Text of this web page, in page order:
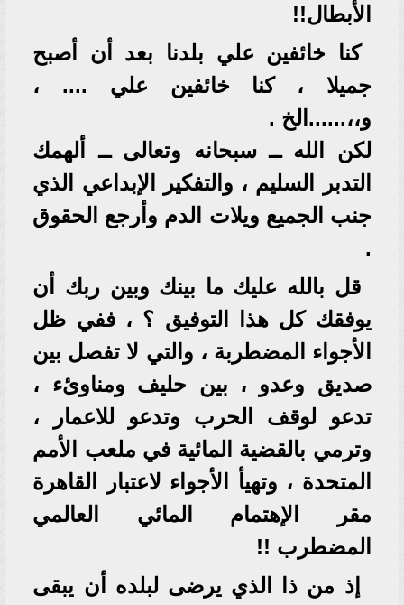
الأبطال!!
كنا خائفين علي بلدنا بعد أن أصبح
جميلا ، كنا خائفين علي .... ،
و،،......الخ .
لكن الله ــ سبحانه وتعالى ــ ألهمك
التدبر السليم ، والتفكير الإبداعي الذي
جنب الجميع ويلات الدم وأرجع الحقوق
.
قل بالله عليك ما بينك وبين ربك أن
يوفقك كل هذا التوفيق ؟ ، ففي ظل
الأجواء المضطربة ، والتي لا تفصل بين
صديق وعدو ، بين حليف ومناوئء ،
تدعو لوقف الحرب وتدعو للاعمار ،
وترمي بالقضية المائية في ملعب الأمم
المتحدة ، وتهيأ الأجواء لاعتبار القاهرة
مقر الإهتمام المائي العالمي
المضطرب !!
إذ من ذا الذي يرضى لبلده أن يبقى